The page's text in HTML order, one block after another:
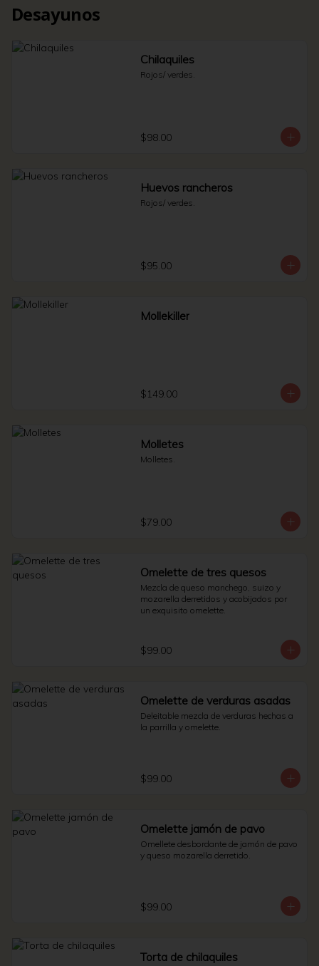
Desayunos
Chilaquiles
Rojos/ verdes.
$98.00
Huevos rancheros
Rojos/ verdes.
$95.00
Mollekiller
$149.00
Molletes
Molletes.
$79.00
Omelette de tres quesos
Mezcla de queso manchego, suizo y
mozarella derretidos y acobijados por
un exquisito omelette.
$99.00
Omelette de verduras asadas
Deleitable mezcla de verduras hechas a
la parrilla y omelette.
$99.00
Omelette jamón de pavo
Omellete desbordante de jamón de pavo
y queso mozarella derretido.
$99.00
Torta de chilaquiles